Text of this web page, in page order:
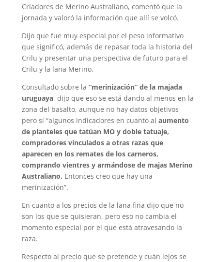
Criadores de Merino Australiano, comentó que la
jornada y valoró la información que allí se volcó.
Dijo que fue muy especial por el peso informativo
que significó, además de repasar toda la historia del
Crilu y presentar una perspectiva de futuro para el
Crilu y la lana Merino.
Consultado sobre la “merinización” de la majada
uruguaya, dijo que eso se está dando al menos en la
zona del basalto, aunque no hay datos objetivos
pero sí “algunos indicadores en cuanto al aumento
de planteles que tatúan MO y doble tatuaje,
compradores vinculados a otras razas que
aparecen en los remates de los carneros,
comprando vientres y armándose de majas Merino
Australiano. Entonces creo que hay una
merinización”.
En cuanto a los precios de la lana fina dijo que no
son los que se quisieran, pero eso no cambia el
momento especial por el que está atravesando la
raza.
Respecto al precio que se pretende y cuán lejos se